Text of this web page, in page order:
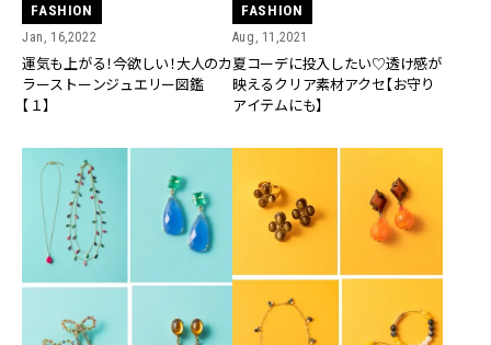
FASHION
Jan, 16,2022
運気も上がる！今欲しい！大人のカ
ラーストーンジュエリー図鑑
【１】
FASHION
Aug, 11,2021
夏コーデに投入したい♡透け感が
映えるクリア素材アクセ【お守り
アイテムにも】